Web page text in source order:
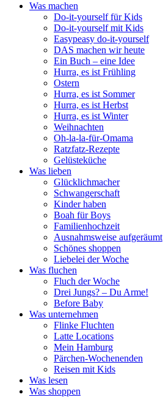
Was machen
Do-it-yourself für Kids
Do-it-yourself mit Kids
Easypeasy do-it-yourself
DAS machen wir heute
Ein Buch – eine Idee
Hurra, es ist Frühling
Ostern
Hurra, es ist Sommer
Hurra, es ist Herbst
Hurra, es ist Winter
Weihnachten
Oh-la-la-für-Omama
Ratzfatz-Rezepte
Gelüsteküche
Was lieben
Glücklichmacher
Schwangerschaft
Kinder haben
Boah für Boys
Familienhochzeit
Ausnahmsweise aufgeräumt
Schönes shoppen
Liebelei der Woche
Was fluchen
Fluch der Woche
Drei Jungs? – Du Arme!
Before Baby
Was unternehmen
Flinke Fluchten
Latte Locations
Mein Hamburg
Pärchen-Wochenenden
Reisen mit Kids
Was lesen
Was shoppen